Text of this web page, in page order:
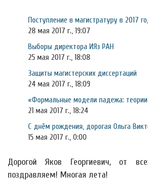
Поступление в магистратуру в 2017
28 мая 2017 г., 19:07
Выборы директора ИЯз РАН
25 мая 2017 г., 18:08
Защиты магистерских диссертаций
24 мая 2017 г., 18:09
«Формальные модели падежа:
21 мая 2017 г., 18:24
С днём рождения, дорогая Ольга
15 мая 2017 г., 0:00
Дорогой Яков Георгиевич, от
поздравляем! Многая лета!